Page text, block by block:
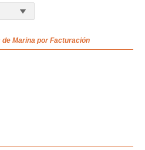
Marina por Facturación